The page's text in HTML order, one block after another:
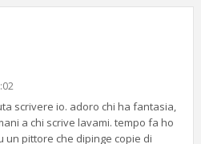
scrivere io. adoro chi ha fantasia,
a chi scrive lavami. tempo fa ho
un pittore che dipinge copie di